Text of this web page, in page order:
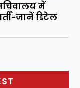
में
जानें डिटेल